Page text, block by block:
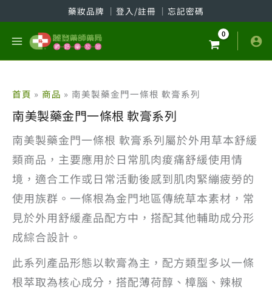
至
藥妝品牌 │ 登入/註冊 │ 忘記密碼
首頁 商品 南美製藥金門一條根 軟膏系列
南美製藥金門一條根 軟膏系列
南美製藥金門一條根 軟膏系列屬於外用草本舒緩
類商品，主要應用於日常肌肉痠痛舒緩使用情
境，適合工作或日常活動後感到肌肉緊繃疲勞的
使用族群。一條根為金門地區傳統草本素材，常
見於外用舒緩產品配方中，搭配其他輔助成分形
成綜合設計。
此系列產品形態以軟膏為主，配方類型多以一條
根萃取為核心成分，搭配薄荷醇、樟腦、辣椒